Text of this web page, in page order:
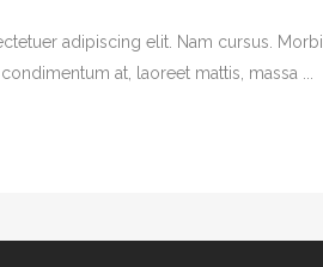
adipiscing elit. Nam cursus. Morbi
at, laoreet mattis, massa ...